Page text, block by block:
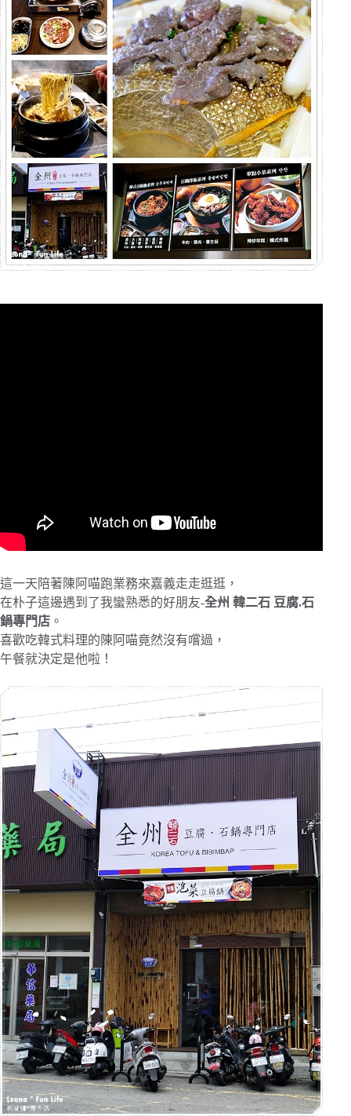
這一天陪著陳阿喵跑業務來嘉義走走逛逛，
在朴子這邊遇到了我蠻熟悉的好朋友-全州 韓二石 豆腐.石
鍋專門店 。
喜歡吃韓式料理的陳阿喵竟然沒有嚐過，
午餐就決定是他啦！